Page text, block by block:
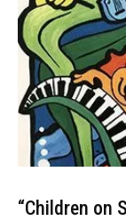
“Children on